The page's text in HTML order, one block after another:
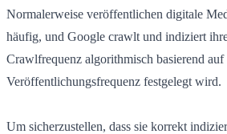
Normalerweise veröffentlichen digitale
häufig, und Google crawlt und indiziert
Crawlfrequenz algorithmisch basierend auf
Veröffentlichungsfrequenz festgelegt wird.
Um sicherzustellen, dass sie korrekt